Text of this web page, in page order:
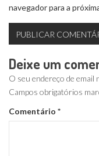
navegador para a
Deixe um
O seu endereço de email
Campos obrigatórios
Comentário *